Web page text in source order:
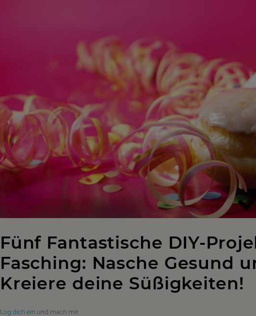
Fünf Fantastische DIY-
Fasching: Nasche Gesund
Kreiere deine Süßigkeiten!
Log dich ein und mach mit